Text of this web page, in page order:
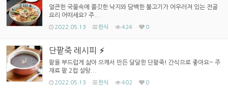
얼큰한 국물속에 쫄깃한 낙지와 담백한 불고기가 어우러져 있는 전골
요리 어떠세요? 주...
2022.05.13 한식 424 0
단팥죽 레시피
팥을 부드럽게 삶아 으깨서 만든 달달한 단팥죽! 간식으로 좋아요~ 주
재료 팥 2컵 설탕...
2022.05.13 한식 402 0